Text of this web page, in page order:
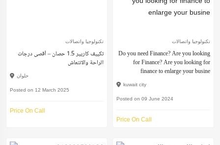
تكنولوجيا واتصالات
تكييف كاريير 1.5 حصان – أقصى درجات
الراحة والانتعاش
حلوان
Posted on 12 March 2025
Price On Call
تكنولوجيا واتصالات
Do you need Finance? Are you looking
for Finance? Are you looking for
finance to enlarge your busine
kuwait city
Posted on 09 June 2024
Price On Call